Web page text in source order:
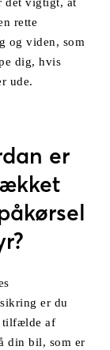
rette
og viden, som
dig, hvis
ude.
er
er du
af
din bil, som er